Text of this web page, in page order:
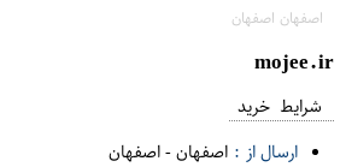
اصفهان اصفهان
mojee.ir
شرایط خرید
ارسال از : اصفهان-اصفهان